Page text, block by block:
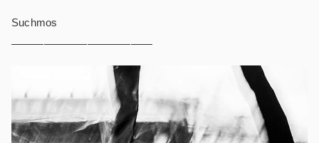
Suchmos
—————————————